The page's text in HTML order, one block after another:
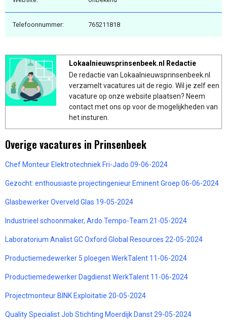
Telefoonnummer: 765211818
Lokaalnieuwsprinsenbeek.nl Redactie
De redactie van Lokaalnieuwsprinsenbeek.nl
verzamelt vacatures uit de regio. Wil je zelf een
vacature op onze website plaatsen? Neem
contact met ons op voor de mogelijkheden van
het insturen.
Overige vacatures in Prinsenbeek
Chef Monteur Elektrotechniek Fri-Jado 09-06-2024
Gezocht: enthousiaste projectingenieur Eminent Groep 06-06-2024
Glasbewerker Overveld Glas 19-05-2024
Industrieel schoonmaker, Ardo Tempo-Team 21-05-2024
Laboratorium Analist GC Oxford Global Resources 22-05-2024
Productiemedewerker 5 ploegen WerkTalent 11-06-2024
Productiemedewerker Dagdienst WerkTalent 11-06-2024
Projectmonteur BINK Exploitatie 20-05-2024
Quality Specialist Job Stichting Moerdijk Danst 29-05-2024